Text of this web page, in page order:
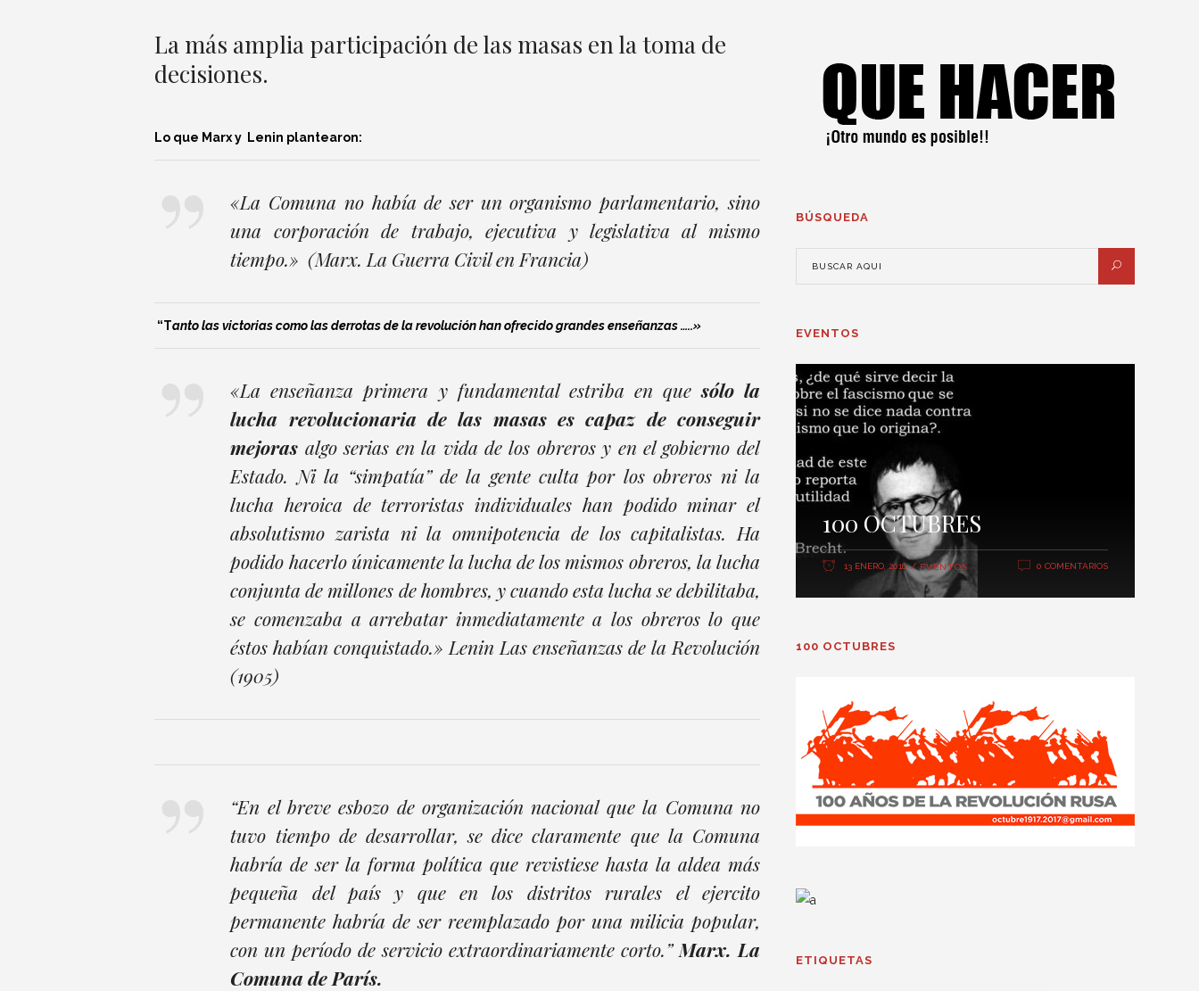
La más amplia participación de las masas en la toma de
decisiones.
Lo que Marx y Lenin plantearon:
«La Comuna no había de ser un organismo parlamentario, sino
una corporación de trabajo, ejecutiva y legislativa al mismo
tiempo.» (Marx. La Guerra Civil en Francia)
“Tanto las victorias como las derrotas de la revolución han ofrecido grandes enseñanzas …..»
«La enseñanza primera y fundamental estriba en quesólo la
lucha revolucionaria de las masas es capaz de conseguir
mejoras algo serias en la vida de los obreros y en el gobierno del
Estado. Ni la “simpatía” de la gente culta por los obreros ni la
lucha heroica de terroristas individuales han podido minar el
absolutismo zarista ni la omnipotencia de los capitalistas. Ha
podido hacerlo únicamente la lucha de los mismos obreros, la lucha
conjunta de millones de hombres, y cuando esta lucha se debilitaba,
se comenzaba a arrebatar inmediatamente a los obreros lo que
éstos habían conquistado.» Lenin Las enseñanzas de la Revolución
(1905)
“En el breve esbozo de organización nacional que la Comuna no
tuvo tiempo de desarrollar, se dice claramente que la Comuna
habría de ser la forma política que revistiese hasta la aldea más
pequeña del país y que en los distritos rurales el ejercito
permanente habría de ser reemplazado por una milicia popular,
con un período de servicio extraordinariamente corto.” Marx. La
Comuna de París.
BÚSQUEDA
EVENTOS
100 OCTUBRES
13 ENERO, 2016 EVENTOS 0 COMENTARIOS
100 OCTUBRES
ETIQUETAS